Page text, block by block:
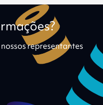
representantes